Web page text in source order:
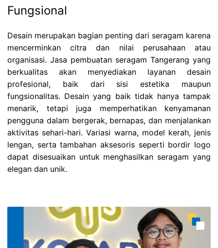
Fungsional
Desain merupakan bagian penting dari seragam karena
mencerminkan citra dan nilai perusahaan atau
organisasi. Jasa pembuatan seragam Tangerang yang
berkualitas akan menyediakan layanan desain
profesional, baik dari sisi estetika maupun
fungsionalitas. Desain yang baik tidak hanya tampak
menarik, tetapi juga memperhatikan kenyamanan
pengguna dalam bergerak, bernapas, dan menjalankan
aktivitas sehari-hari. Variasi warna, model kerah, jenis
lengan, serta tambahan aksesoris seperti bordir logo
dapat disesuaikan untuk menghasilkan seragam yang
elegan dan unik.